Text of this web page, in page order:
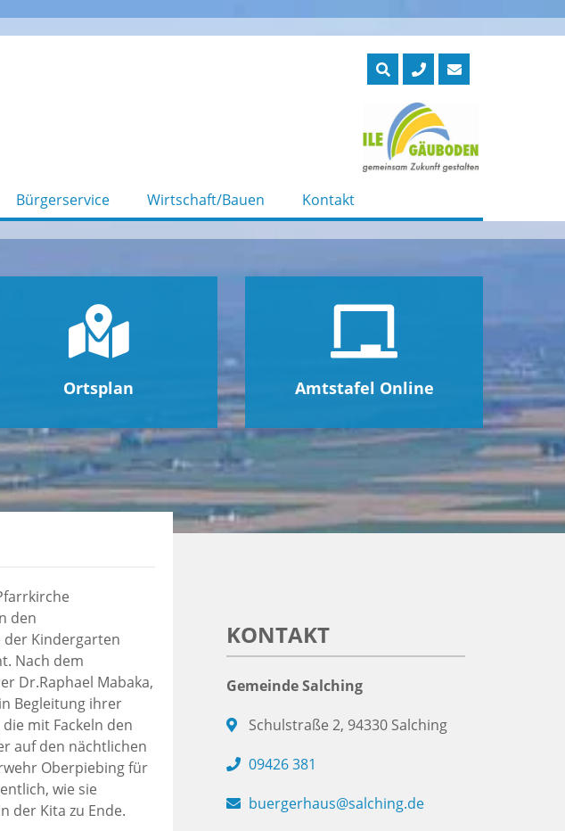
Bürgerservice Wirtschaft/Bauen Kontakt
Ortsplan Amtstafel Online
den
Kindergarten
Nach dem
Dr.Raphael Mabaka,
Begleitung ihrer
mit Fackeln den
auf den nächtlichen
Oberpiebing für
wie sie
der Kita zu Ende.
KONTAKT
Gemeinde Salching
Schulstraße 2, 94330 Salching
09426 381
buergerhaus@salching.de